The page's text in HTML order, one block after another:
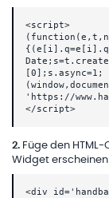
<script>
'https://
</script>
2. Füge den
Widget erscheinen
<div